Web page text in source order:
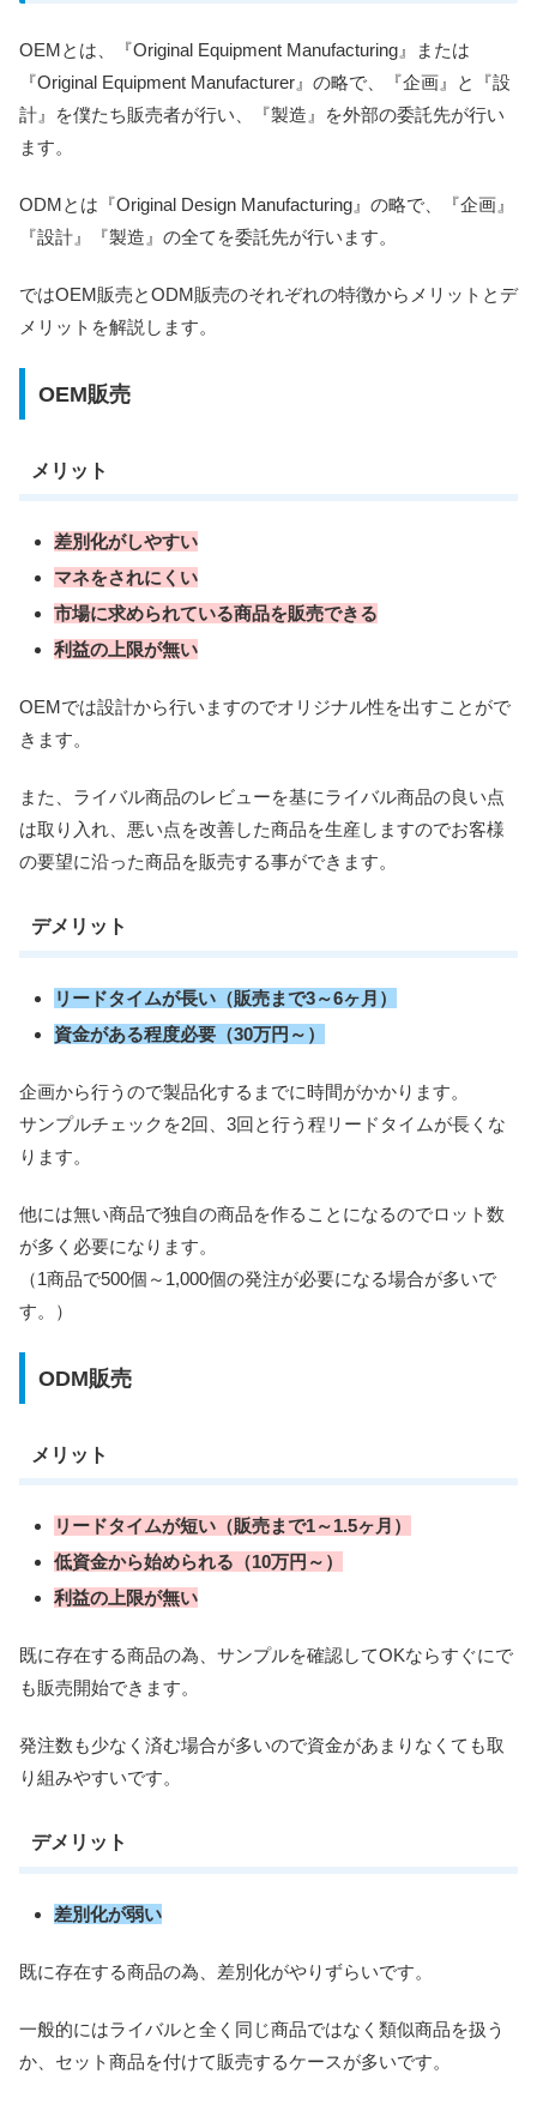
OEMとは、『Original Equipment Manufacturing』または
『Original Equipment Manufacturer』の略で、『企画』と『設
計』を僕たち販売者が行い、『製造』を外部の委託先が行い
ます。
ODMとは『Original Design Manufacturing』の略で、『企画』
『設計』『製造』の全てを委託先が行います。
ではOEM販売とODM販売のそれぞれの特徴からメリットとデ
メリットを解説します。
OEM販売
メリット
差別化がしやすい
マネをされにくい
市場に求められている商品を販売できる
利益の上限が無い
OEMでは設計から行いますのでオリジナル性を出すことがで
きます。
また、ライバル商品のレビューを基にライバル商品の良い点
は取り入れ、悪い点を改善した商品を生産しますのでお客様
の要望に沿った商品を販売する事ができます。
デメリット
リードタイムが長い（販売まで3～6ヶ月）
資金がある程度必要（30万円～）
企画から行うので製品化するまでに時間がかかります。
サンプルチェックを2回、3回と行う程リードタイムが長くな
ります。
他には無い商品で独自の商品を作ることになるのでロット数
が多く必要になります。
（1商品で500個～1,000個の発注が必要になる場合が多いで
す。）
ODM販売
メリット
リードタイムが短い（販売まで1～1.5ヶ月）
低資金から始められる（10万円～）
利益の上限が無い
既に存在する商品の為、サンプルを確認してOKならすぐにで
も販売開始できます。
発注数も少なく済む場合が多いので資金があまりなくても取
り組みやすいです。
デメリット
差別化が弱い
既に存在する商品の為、差別化がやりずらいです。
一般的にはライバルと全く同じ商品ではなく類似商品を扱う
か、セット商品を付けて販売するケースが多いです。